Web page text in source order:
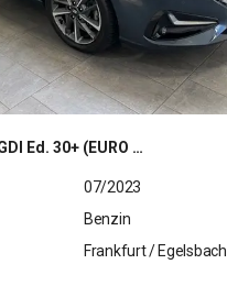
30+ (EURO 6d)(OPF)
07/2023
Benzin
Frankfurt / Egelsbach